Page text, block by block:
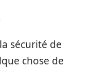
sécurité de
chose de